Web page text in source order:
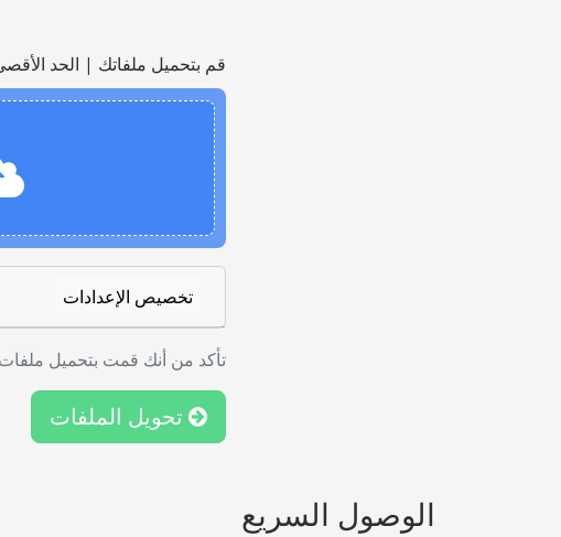
قم بتحميل ملفاتك | الحد
تخصيص الإعدادات
تأكد من أنك قمت بتحميل
تحويل الملفات
الوصول السريع